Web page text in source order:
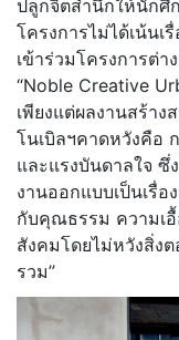
ปลูกจิตสำนึกให้นักศึ
โครงการไม่ได้เน้น
เข้าร่วมโครงการต่
“Noble Creative
เพียงแต่ผลงานสร้า
โนเบิลฯคาดหวังคือ
และแรงบันดาลใจ ซึ่
งานออกแบบเป็นเรื่
กับคุณธรรม ความเอื้
สังคมโดยไม่หวังสิ่ง
รวม”